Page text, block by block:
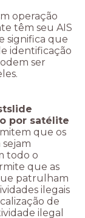
operação
têm seu AIS
significa que
identificação
ser
por satélite
que os
sejam
todo o
que as
patrulham
ilegais
de
ilegal